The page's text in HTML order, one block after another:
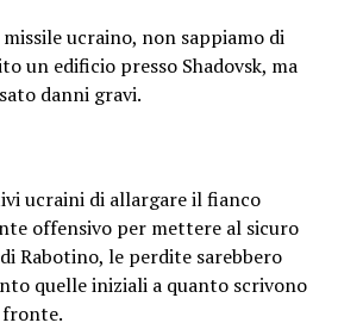
ucraino, non sappiamo di
un edificio presso Shadovsk, ma
danni gravi.
ucraini di allargare il fianco
offensivo per mettere al sicuro
Rabotino, le perdite sarebbero
quelle iniziali a quanto scrivono